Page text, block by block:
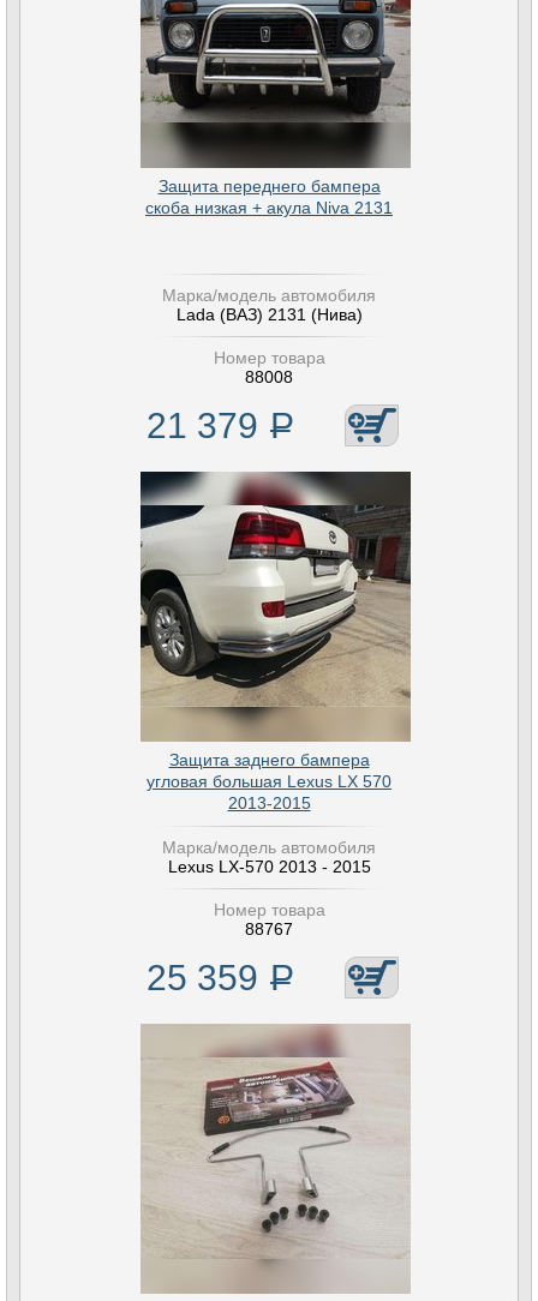
Защита переднего бампера
скоба низкая + акула Niva 2131
Марка/модель автомобиля
Lada (ВАЗ) 2131 (Нива)
Номер товара
88008
21 379 Р
Защита заднего бампера
угловая большая Lexus LX 570
2013-2015
Марка/модель автомобиля
Lexus LX-570 2013 - 2015
Номер товара
88767
25 359 Р